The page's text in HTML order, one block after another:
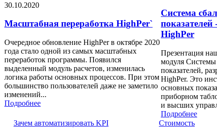
30.10.2020
Масштабная переработка HighPer`
Очередное обновление HighPer в октябре 2020
года стало одной из самых масштабных
переработок программы. Появился
выделенный модуль расчетов, изменилась
логика работы основных процессов. При этом
большинство пользователей даже не заметило
изменений...
Подробнее
Система
HighPer
Презентация
модуля
показателей,
HighPer. Это
основных
приборном
и высших
Подробнее
Зачем автоматизировать KPI
Cтоимость